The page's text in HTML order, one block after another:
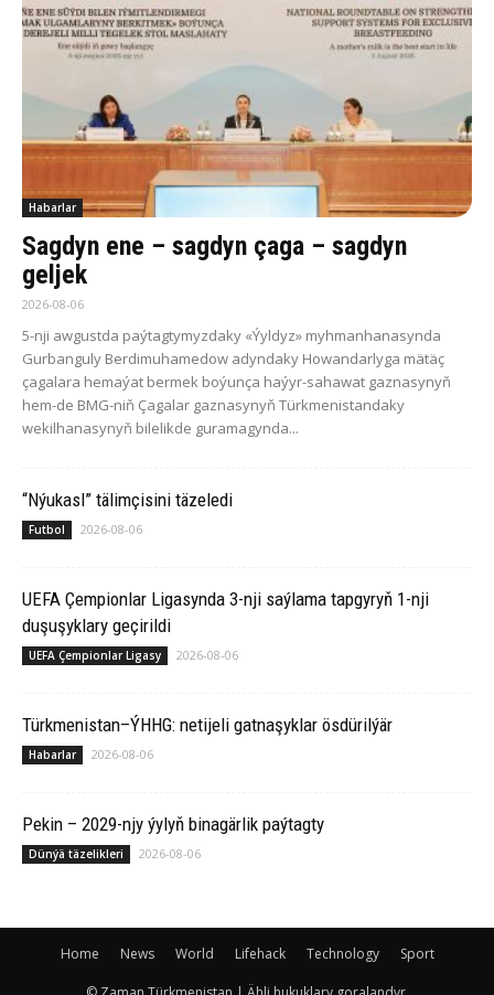
Habarlar
Sagdyn ene – sagdyn çaga – sagdyn
geljek
2026-08-06
5-nji awgustda paýtagtymyzdaky «Ýyldyz» myhmanhanasynda
Gurbanguly Berdimuhamedow adyndaky Howandarlyga mätäç
çagalara hemaýat bermek boýunça haýyr-sahawat gaznasynyň
hem-de BMG-niň Çagalar gaznasynyň Türkmenistandaky
wekilhanasynyň bilelikde guramagynda...
“Nýukasl” tälimçisini täzeledi
Futbol 2026-08-06
UEFA Çempionlar Ligasynda 3-nji saýlama tapgyryň 1-nji
duşuşyklary geçirildi
UEFA Çempionlar Ligasy 2026-08-06
Türkmenistan–ÝHHG: netijeli gatnaşyklar ösdürilýär
Habarlar 2026-08-06
Pekin – 2029-njy ýylyň binagärlik paýtagty
Dünýä täzelikleri 2026-08-06
Home News World Lifehack Technology Sport